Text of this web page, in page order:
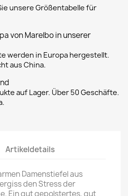
unsere Größentabelle für
von Marelbo in unserer
werden in Europa hergestellt.
aus China.
auf Lager. Über 50 Geschäfte.
Artikeldetails
Damenstiefel aus
den Stress der
Ein gut gepolstertes, gut